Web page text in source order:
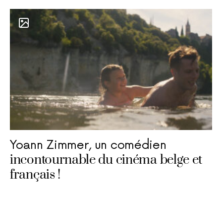
Yoann Zimmer, un comédien
incontournable du cinéma belge et
français !